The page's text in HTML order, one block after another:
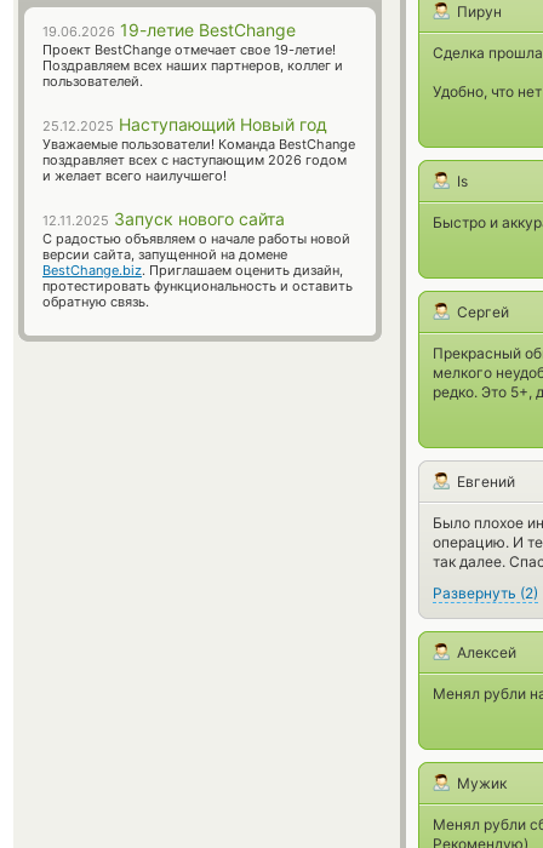
Пирун
Сделка
Удобно, что
Is
Быстро и
Сергей
Прекрасный
мелкого
редко. Это 5+,
Евгений
Было плохое
операцию. И
так далее.
Развернуть (2)
Алексей
Менял рубли
Мужик
Менял рубли
Рекомендую)
19.06.2026 19-летие BestChange
Проект BestChange отмечает свое 19-летие!
Поздравляем всех наших партнеров, коллег и
пользователей.
25.12.2025 Наступающий Новый год
Уважаемые пользователи! Команда BestChange
поздравляет всех с наступающим 2026 годом
и желает всего наилучшего!
12.11.2025 Запуск нового сайта
С радостью объявляем о начале работы новой
версии сайта, запущенной на домене
BestChange.biz. Приглашаем оценить дизайн,
протестировать функциональность и оставить
обратную связь.